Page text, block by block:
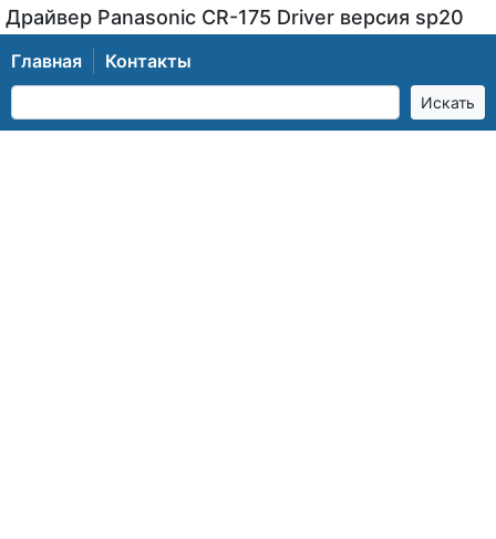
Драйвер Panasonic CR-175 Driver версия sp20
Главная Контакты